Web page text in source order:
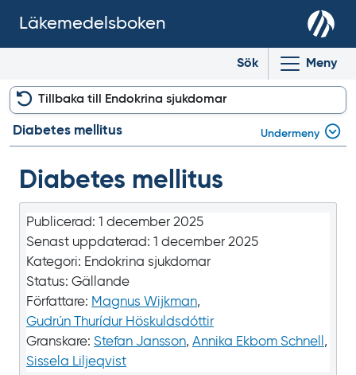
Läkemedelsboken
Sök Meny
Diabetes mellitus
Publicerad: 1 december 2025
Senast uppdaterad: 1 december 2025
Kategori: Endokrina sjukdomar
Status: Gällande
Författare: Magnus Wijkman,
Gudrún Thurídur Höskuldsdóttir
Granskare: Stefan Jansson, Annika Ekbom Schnell ,
Sissela Liljeqvist
Tillbaka till Endokrina sjukdomar
Diabetes mellitus Undermeny